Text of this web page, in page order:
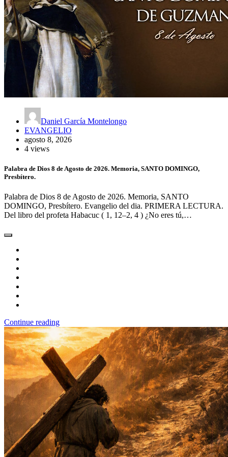
Daniel García Montelongo
EVANGELIO
agosto 8, 2026
4 views
Palabra de Dios 8 de Agosto de 2026. Memoria, SANTO DOMINGO,
Presbítero.
Palabra de Dios 8 de Agosto de 2026. Memoria, SANTO
DOMINGO, Presbítero. Evangelio del dia. PRIMERA LECTURA.
Del libro del profeta Habacuc ( 1, 12–2, 4 ) ¿No eres tú,…
Continue reading